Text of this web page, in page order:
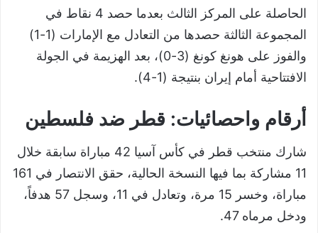
الحاصلة على المركز الثالث بعدما حصد 4 نقاط في
المجموعة الثالثة حصدها من التعادل مع الإمارات (1-1)
والفوز على هونغ كونغ (3-0)، بعد الهزيمة في الجولة
الافتتاحية أمام إيران بنتيجة (1-4).
أرقام واحصائيات: قطر ضد فلسطين
شارك منتخب قطر في كأس آسيا 42 مباراة سابقة خلال
11 مشاركة بما فيها النسخة الحالية، حقق الانتصار في 161
مباراة، وخسر 15 مرة، وتعادل في 11، وسجل 57 هدفاً،
ودخل مرماه 47.